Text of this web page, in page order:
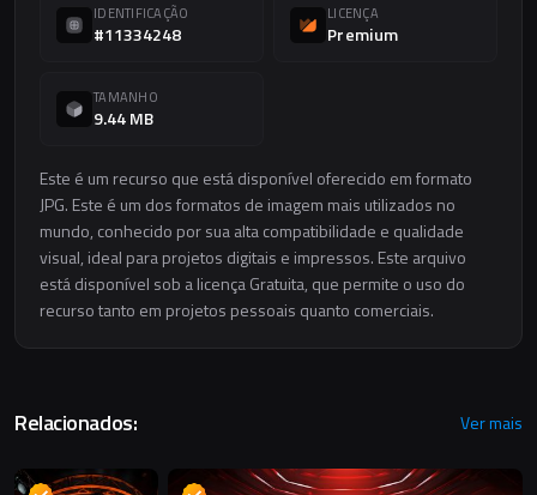
IDENTIFICAÇÃO
#11334248
LICENÇA
Premium
TAMANHO
9.44 MB
Este é um recurso que está disponível oferecido em formato
JPG. Este é um dos formatos de imagem mais utilizados no
mundo, conhecido por sua alta compatibilidade e qualidade
visual, ideal para projetos digitais e impressos. Este arquivo
está disponível sob a licença Gratuita, que permite o uso do
recurso tanto em projetos pessoais quanto comerciais.
Relacionados: Ver mais